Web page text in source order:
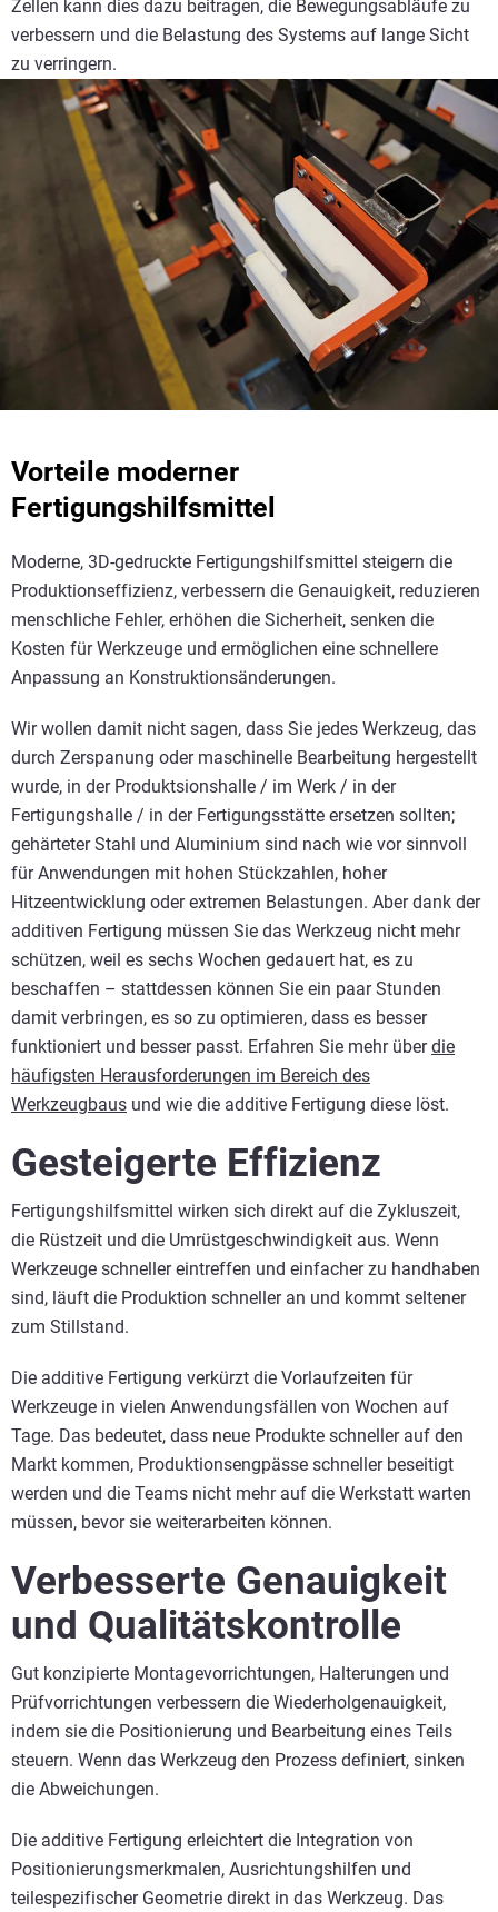
Zellen kann dies dazu beitragen, die Bewegungsabläufe zu
verbessern und die Belastung des Systems auf lange Sicht
zu verringern.
Vorteile moderner
Fertigungshilfsmittel
Moderne, 3D-gedruckte Fertigungshilfsmittel steigern die
Produktionseffizienz, verbessern die Genauigkeit, reduzieren
menschliche Fehler, erhöhen die Sicherheit, senken die
Kosten für Werkzeuge und ermöglichen eine schnellere
Anpassung an Konstruktionsänderungen.
Wir wollen damit nicht sagen, dass Sie jedes Werkzeug, das
durch Zerspanung oder maschinelle Bearbeitung hergestellt
wurde, in der Produktsionshalle / im Werk / in der
Fertigungshalle / in der Fertigungsstätte ersetzen sollten;
gehärteter Stahl und Aluminium sind nach wie vor sinnvoll
für Anwendungen mit hohen Stückzahlen, hoher
Hitzeentwicklung oder extremen Belastungen. Aber dank der
additiven Fertigung müssen Sie das Werkzeug nicht mehr
schützen, weil es sechs Wochen gedauert hat, es zu
beschaffen – stattdessen können Sie ein paar Stunden
damit verbringen, es so zu optimieren, dass es besser
funktioniert und besser passt. Erfahren Sie mehr überdie
häufigsten Herausforderungen im Bereich des
Werkzeugbaus und wie die additive Fertigung diese löst.
Gesteigerte Effizienz
Fertigungshilfsmittel wirken sich direkt auf die Zykluszeit,
die Rüstzeit und die Umrüstgeschwindigkeit aus. Wenn
Werkzeuge schneller eintreffen und einfacher zu handhaben
sind, läuft die Produktion schneller an und kommt seltener
zum Stillstand.
Die additive Fertigung verkürzt die Vorlaufzeiten für
Werkzeuge in vielen Anwendungsfällen von Wochen auf
Tage. Das bedeutet, dass neue Produkte schneller auf den
Markt kommen, Produktionsengpässe schneller beseitigt
werden und die Teams nicht mehr auf die Werkstatt warten
müssen, bevor sie weiterarbeiten können.
Verbesserte Genauigkeit
und Qualitätskontrolle
Gut konzipierte Montagevorrichtungen, Halterungen und
Prüfvorrichtungen verbessern die Wiederholgenauigkeit,
indem sie die Positionierung und Bearbeitung eines Teils
steuern. Wenn das Werkzeug den Prozess definiert, sinken
die Abweichungen.
Die additive Fertigung erleichtert die Integration von
Positionierungsmerkmalen, Ausrichtungshilfen und
teilespezifischer Geometrie direkt in das Werkzeug. Das